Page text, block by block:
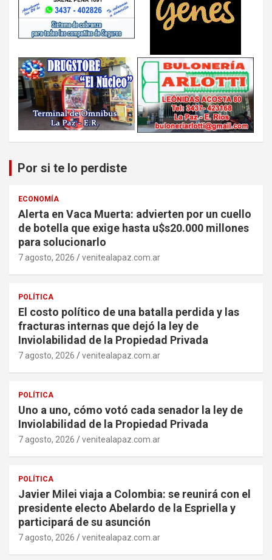
Por si te lo perdiste
ECONOMÍA
Alerta en Vaca Muerta: advierten por un cuello
de botella que exige hasta u$s20.000 millones
para solucionarlo
7 agosto, 2026 venitealapaz.com.ar
POLÍTICA
El costo político de una batalla perdida y las
fracturas internas que dejó la ley de
Inviolabilidad de la Propiedad Privada
7 agosto, 2026 venitealapaz.com.ar
POLÍTICA
Uno a uno, cómo votó cada senador la ley de
Inviolabilidad de la Propiedad Privada
7 agosto, 2026 venitealapaz.com.ar
POLÍTICA
Javier Milei viaja a Colombia: se reunirá con el
presidente electo Abelardo de la Espriella y
participará de su asunción
7 agosto, 2026 venitealapaz.com.ar